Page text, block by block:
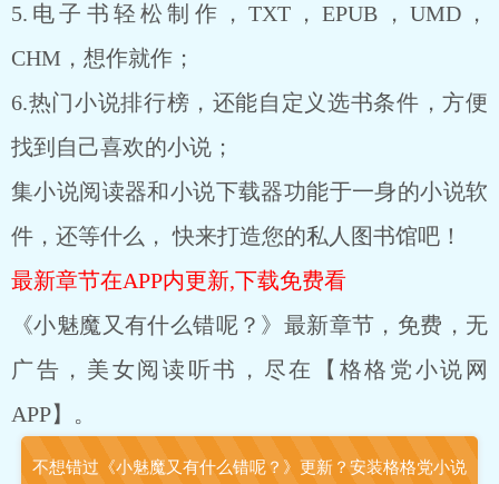
5.电子书轻松制作，TXT，EPUB，UMD，
CHM，想作就作；
6.热门小说排行榜，还能自定义选书条件，方便
找到自己喜欢的小说；
集小说阅读器和小说下载器功能于一身的小说软
件，还等什么， 快来打造您的私人图书馆吧！
最新章节在APP内更新,下载免费看
《小魅魔又有什么错呢？》最新章节，免费，无
广告，美女阅读听书，尽在【格格党小说网
APP】。
不想错过《小魅魔又有什么错呢？》更新？安装格格党小说